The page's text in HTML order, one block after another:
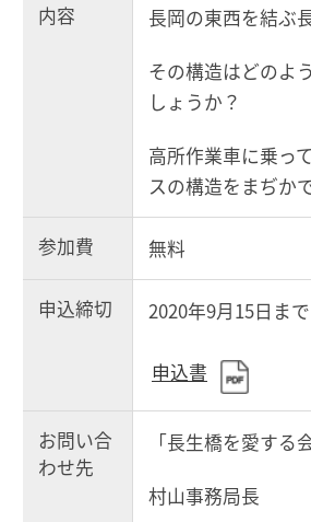
内容 長岡の東西を結ぶ
その構造はどのよ
しょうか？
高所作業車に乗っ
スの構造をまぢか
参加費 無料
申込締切 2020年9月15日まで
申込書
お問い合
わせ先
「長生橋を愛する
村山事務局長